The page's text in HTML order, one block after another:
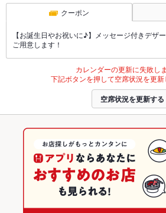
クーポン
【お誕生日やお祝いに♪】メッセージ付きデ
ご用意します！
カレンダーの更新に失敗しま
下記ボタンを押して空席状況を更新
空席状況を更新する